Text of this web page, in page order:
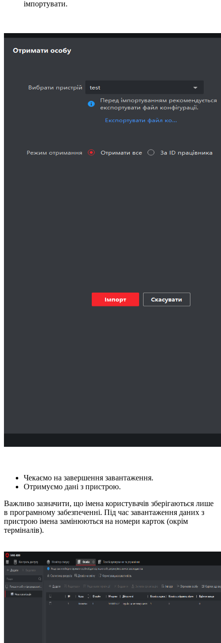
імпортувати.
Чекаємо на завершення завантаження.
Отримуємо дані з пристрою.
Важливо зазначити, що імена користувачів зберігаються лише
в програмному забезпеченні. Під час завантаження даних з
пристрою імена замінюються на номери карток (окрім
терміналів).